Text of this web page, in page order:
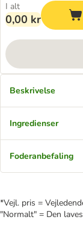
I alt
0,00 kr
Beskrivelse
Ingredienser
Foderanbefaling
*Vejl. pris =
"Normalt" = Den